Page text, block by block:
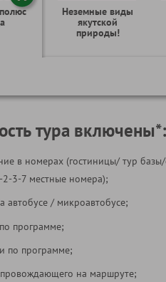
Неземные виды
якутской
природы!
тура включены*:
в номерах (гостиницы/ тур
3-7 местные номера);
автобусе / микроавтобусе;
программе;
по программе;
на маршруте;